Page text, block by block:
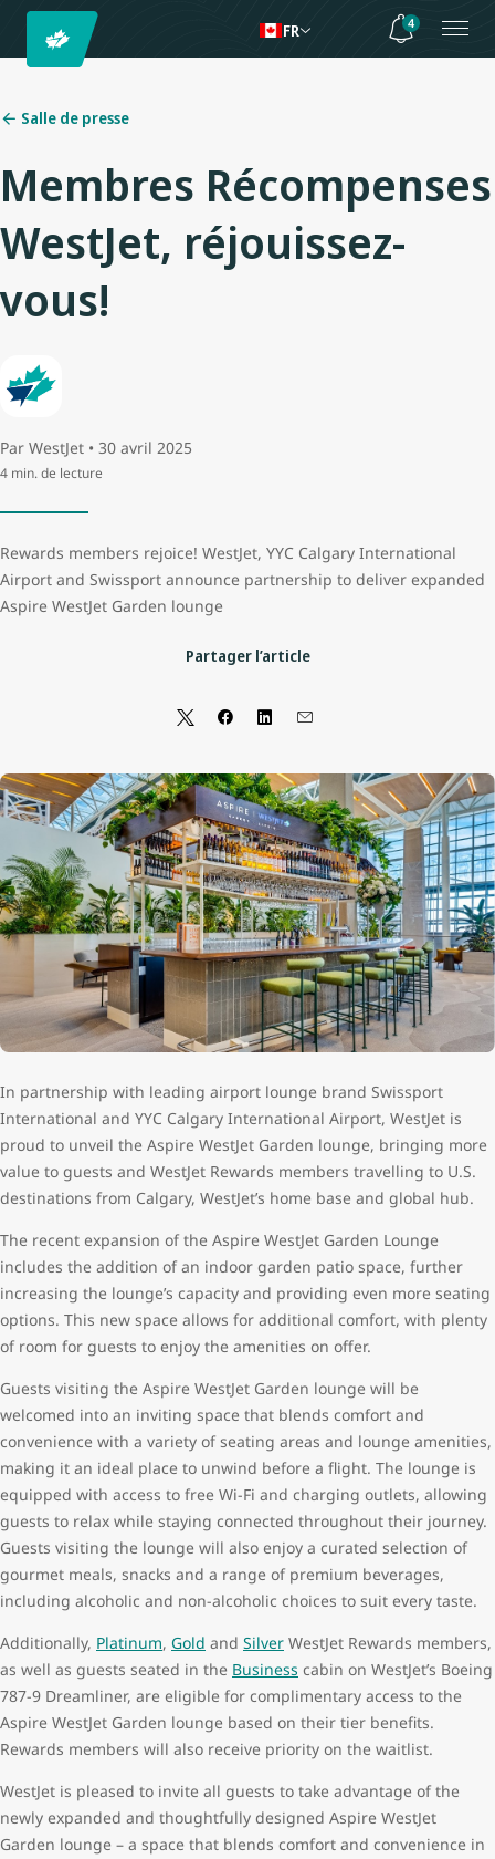
FR 4
Salle de presse
Membres Récompenses
WestJet, réjouissez-
vous!
Par WestJet • 30 avril 2025
4 min. de lecture
Rewards members rejoice! WestJet, YYC Calgary International
Airport and Swissport announce partnership to deliver expanded
Aspire WestJet Garden lounge
Partager l’article
In partnership with leading airport lounge brand Swissport
International and YYC Calgary International Airport, WestJet is
proud to unveil the Aspire WestJet Garden lounge, bringing more
value to guests and WestJet Rewards members travelling to U.S.
destinations from Calgary, WestJet’s home base and global hub.
The recent expansion of the Aspire WestJet Garden Lounge
includes the addition of an indoor garden patio space, further
increasing the lounge’s capacity and providing even more seating
options. This new space allows for additional comfort, with plenty
of room for guests to enjoy the amenities on offer.
Guests visiting the Aspire WestJet Garden lounge will be
welcomed into an inviting space that blends comfort and
convenience with a variety of seating areas and lounge amenities,
making it an ideal place to unwind before a flight. The lounge is
equipped with access to free Wi-Fi and charging outlets, allowing
guests to relax while staying connected throughout their journey.
Guests visiting the lounge will also enjoy a curated selection of
gourmet meals, snacks and a range of premium beverages,
including alcoholic and non-alcoholic choices to suit every taste.
Additionally, Platinum, Gold and Silver WestJet Rewards members,
as well as guests seated in the Business cabin on WestJet’s Boeing
787-9 Dreamliner, are eligible for complimentary access to the
Aspire WestJet Garden lounge based on their tier benefits.
Rewards members will also receive priority on the waitlist.
WestJet is pleased to invite all guests to take advantage of the
newly expanded and thoughtfully designed Aspire WestJet
Garden lounge – a space that blends comfort and convenience in